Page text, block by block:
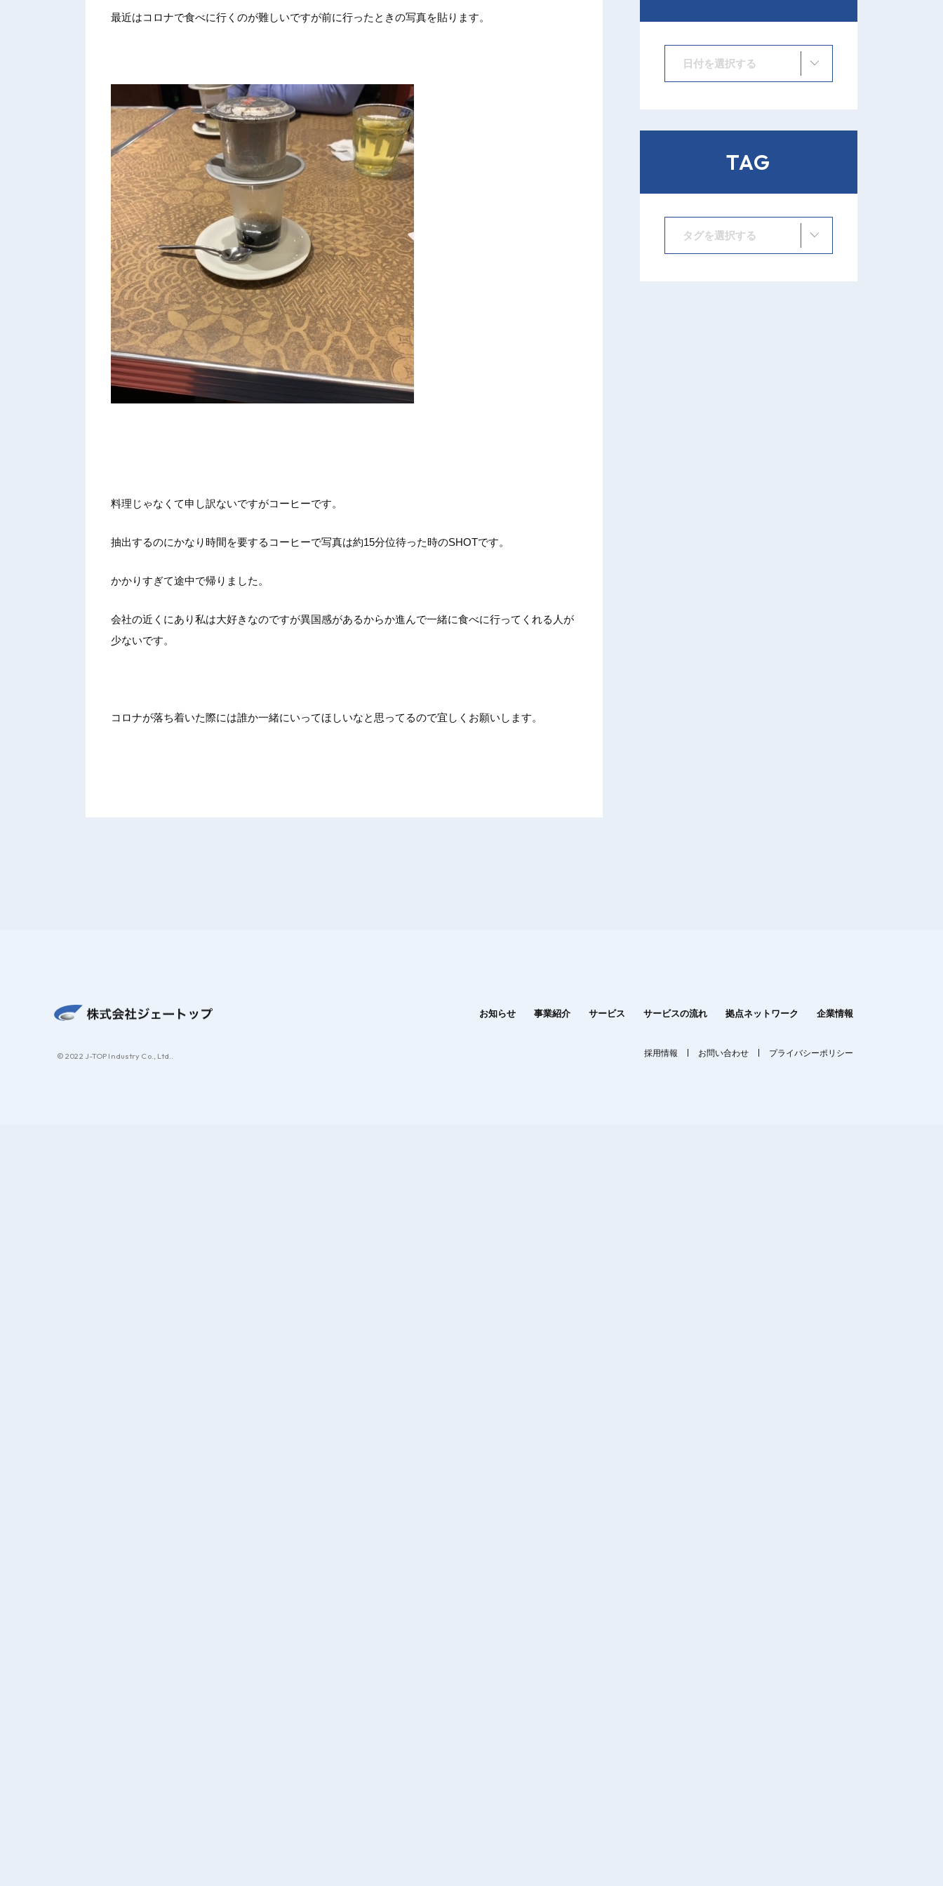
最近はコロナで食べに行くのが難しいですが前に行ったときの写真を貼ります。
料理じゃなくて申し訳ないですがコーヒーです。
抽出するのにかなり時間を要するコーヒーで写真は約15分位待った時のSHOTです。
かかりすぎて途中で帰りました。
会社の近くにあり私は大好きなのですが異国感があるからか進んで一緒に食べに行ってくれる人が
少ないです。
コロナが落ち着いた際には誰か一緒にいってほしいなと思ってるので宜しくお願いします。
日付を選択する
TAG
タグを選択する
お知らせ 事業紹介 サービス サービスの流れ 拠点ネットワーク 企業情報
採用情報 お問い合わせ プライバシーポリシー
© 2022 J-TOP Industry Co., Ltd..